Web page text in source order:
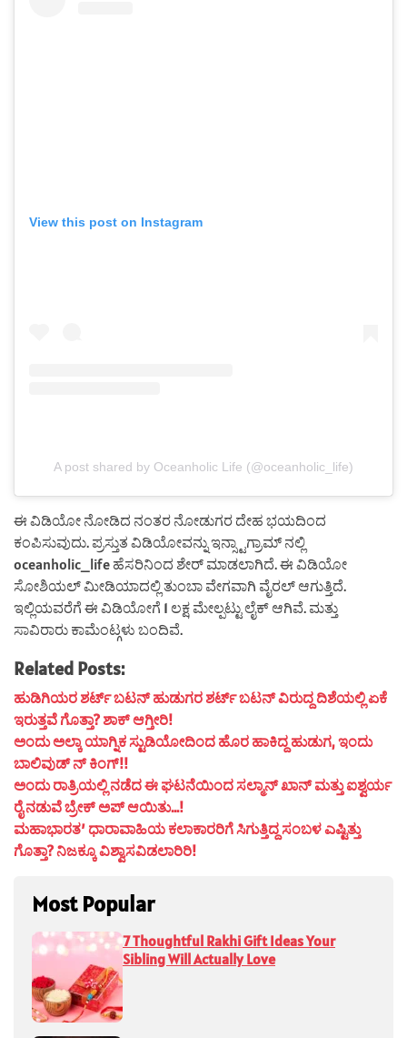
View this post on Instagram
A post shared by Oceanholic Life (@oceanholic_life)
ಈ ವಿಡಿಯೋ ನೋಡಿದ ನಂತರ ನೋಡುಗರ ದೇಹ ಭಯದಿಂದ
ಕಂಪಿಸುವುದು. ಪ್ರಸ್ತುತ ವಿಡಿಯೋವನ್ನು ಇನ್ಸ್ಟಾಗ್ರಾಮ್ ನಲ್ಲಿ
oceanholic_life ಹೆಸರಿನಿಂದ ಶೇರ್ ಮಾಡಲಾಗಿದೆ. ಈ ವಿಡಿಯೋ
ಸೋಶಿಯಲ್ ಮೀಡಿಯಾದಲ್ಲಿ ತುಂಬಾ ವೇಗವಾಗಿ ವೈರಲ್ ಆಗುತ್ತಿದೆ.
ಇಲ್ಲಿಯವರೆಗೆ ಈ ವಿಡಿಯೋಗೆ 1 ಲಕ್ಷ ಮೇಲ್ಪಟ್ಟು ಲೈಕ್ ಆಗಿವೆ. ಮತ್ತು
ಸಾವಿರಾರು ಕಾಮೆಂಟ್ಗಳು ಬಂದಿವೆ.
Related Posts:
ಹುಡಿಗಿಯರ ಶರ್ಟ್ ಬಟನ್ ಹುಡುಗರ ಶರ್ಟ್ ಬಟನ್ ವಿರುದ್ದ ದಿಶೆಯಲ್ಲಿ ಏಕೆ
ಇರುತ್ತವೆ ಗೊತ್ತಾ? ಶಾಕ್ ಆಗ್ತೀರಿ!
ಅಂದು ಅಲ್ಕಾ ಯಾಗ್ನಿಕ ಸ್ಟುಡಿಯೋದಿಂದ ಹೊರ ಹಾಕಿದ್ದ ಹುಡುಗ, ಇಂದು
ಬಾಲಿವುಡ್ ನ್ ಕಿಂಗ್!!
ಅಂದು ರಾತ್ರಿಯಲ್ಲಿ ನಡೆದ ಈ ಘಟನೆಯಿಂದ ಸಲ್ಮಾನ್ ಖಾನ್ ಮತ್ತು ಐಶ್ವರ್ಯ
ರೈ ನಡುವೆ ಬ್ರೇಕ್ ಅಪ್ ಆಯಿತು…!
ಮಹಾಭಾರತ’ ಧಾರಾವಾಹಿಯ ಕಲಾಕಾರರಿಗೆ ಸಿಗುತ್ತಿದ್ದ ಸಂಬಳ ಎಷ್ಟಿತ್ತು
ಗೊತ್ತಾ? ನಿಜಕ್ಕೂ ವಿಶ್ವಾಸವಿಡಲಾರಿರಿ!
Most Popular
7 Thoughtful Rakhi Gift Ideas Your
Sibling Will Actually Love